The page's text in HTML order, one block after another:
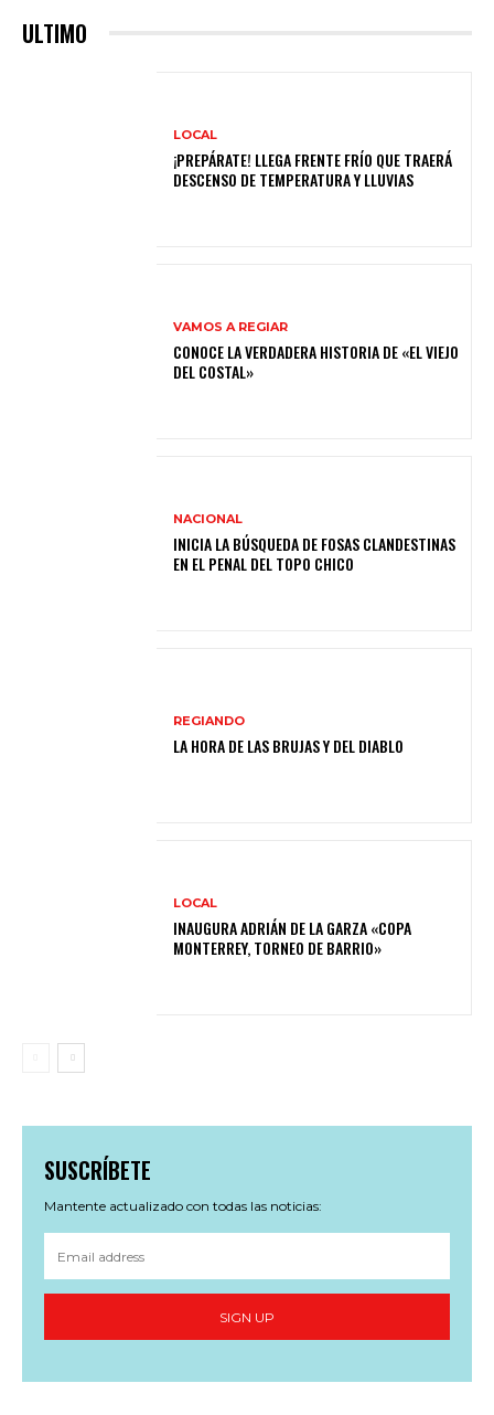
ULTIMO
LOCAL
¡PREPÁRATE! LLEGA FRENTE FRÍO QUE TRAERÁ
DESCENSO DE TEMPERATURA Y LLUVIAS
VAMOS A REGIAR
CONOCE LA VERDADERA HISTORIA DE «EL VIEJO
DEL COSTAL»
NACIONAL
INICIA LA BÚSQUEDA DE FOSAS CLANDESTINAS
EN EL PENAL DEL TOPO CHICO
REGIANDO
LA HORA DE LAS BRUJAS Y DEL DIABLO
LOCAL
INAUGURA ADRIÁN DE LA GARZA «COPA
MONTERREY, TORNEO DE BARRIO»
SUSCRÍBETE
Mantente actualizado con todas las noticias:
SIGN UP